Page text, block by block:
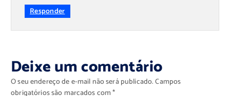
Responder
Deixe um comentário
O seu endereço de e-mail não será publicado.Campos
obrigatórios são marcados com*